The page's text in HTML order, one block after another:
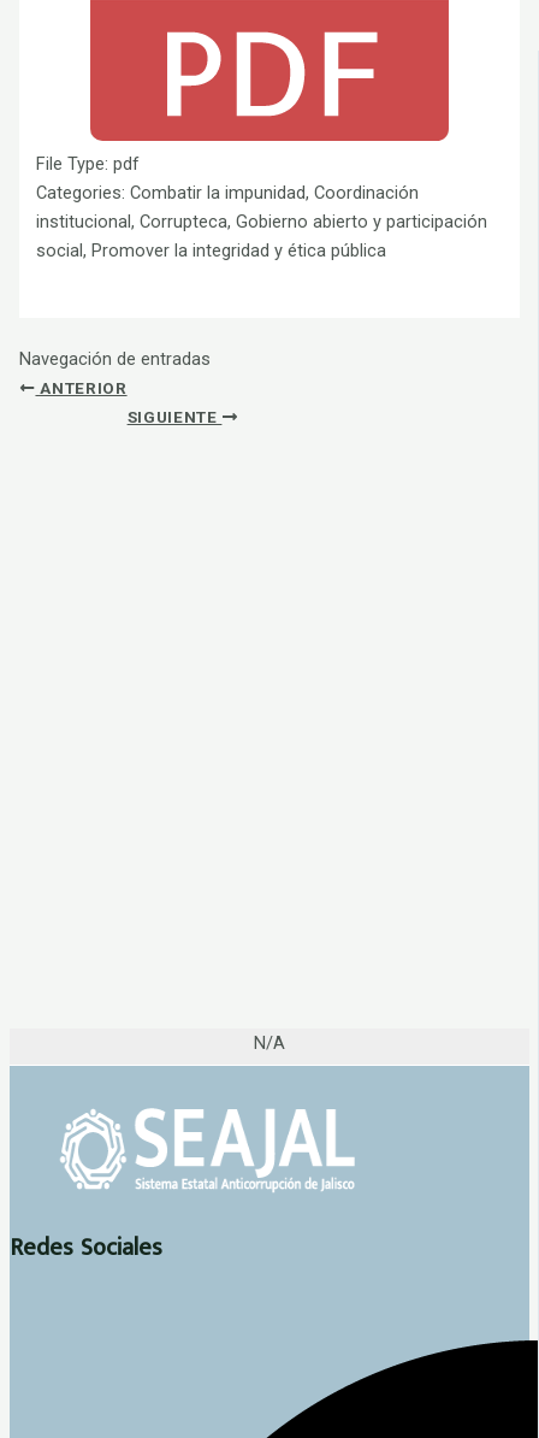
File Type:pdf
Categories:Combatir la impunidad, Coordinación
institucional, Corrupteca, Gobierno abierto y participación
social, Promover la integridad y ética pública
Navegación de entradas
ANTERIOR
SIGUIENTE
N/A
Redes Sociales